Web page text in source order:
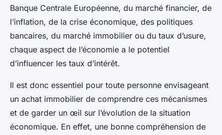
Banque Centrale Européenne, du marché financier, de
l’inflation, de la crise économique, des politiques
bancaires, du marché immobilier ou du taux d’usure,
chaque aspect de l’économie a le potentiel
d’influencer les taux d’intérêt.
Il est donc essentiel pour toute personne envisageant
un achat immobilier de comprendre ces mécanismes
et de garder un œil sur l’évolution de la situation
économique. En effet, une bonne compréhension de